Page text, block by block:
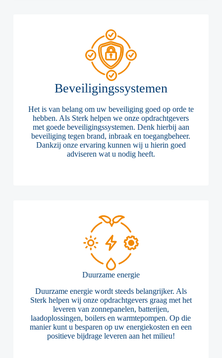
Beveiligingssystemen
Het is van belang om uw beveiliging goed op orde te
hebben. Als Sterk helpen we onze opdrachtgevers
met goede beveiligingssystemen. Denk hierbij aan
beveiliging tegen brand, inbraak en toegangbeheer.
Dankzij onze ervaring kunnen wij u hierin goed
adviseren wat u nodig heeft.
Duurzame energie
Duurzame energie wordt steeds belangrijker. Als
Sterk helpen wij onze opdrachtgevers graag met het
leveren van zonnepanelen, batterijen,
laadoplossingen, boilers en warmtepompen. Op die
manier kunt u besparen op uw energiekosten en een
positieve bijdrage leveren aan het milieu!